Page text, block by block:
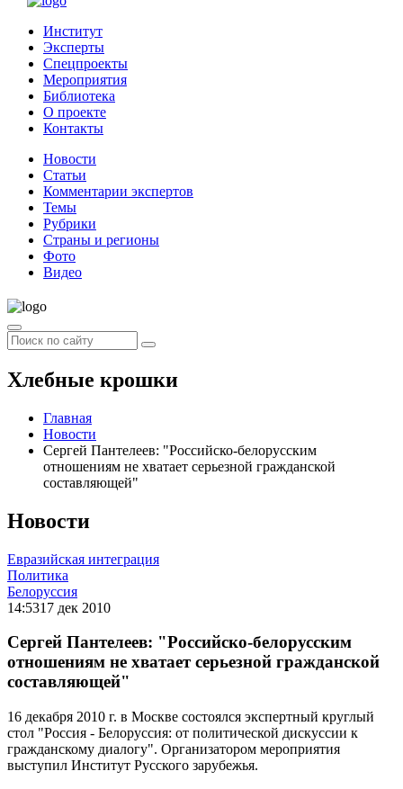
Институт
Эксперты
Спецпроекты
Мероприятия
Библиотека
О проекте
Контакты
Новости
Статьи
Комментарии экспертов
Темы
Рубрики
Страны и регионы
Фото
Видео
Хлебные крошки
Главная
Новости
Сергей Пантелеев: "Российско-белорусским
отношениям не хватает серьезной гражданской
составляющей"
Новости
Евразийская интеграция
Политика
Белоруссия
14:5317 дек 2010
Сергей Пантелеев: "Российско-белорусским
отношениям не хватает серьезной гражданской
составляющей"
16 декабря 2010 г. в Москве состоялся экспертный круглый
стол "Россия - Белоруссия: от политической дискуссии к
гражданскому диалогу". Организатором мероприятия
выступил Институт Русского зарубежья.